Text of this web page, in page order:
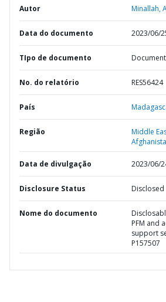
Autor Minallah,
Data do documento 2023/06/
TIpo de documento
No. do relatório RES56424
País
Região
Middle
Data de divulgação 2023/06/
Disclosure Status Disclosed
Nome do documento
PFM and
support
P157507